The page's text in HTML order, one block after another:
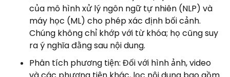
của mô hình xử lý ngôn ngữ tự nhiên (NLP) và
máy học (ML) cho phép xác định bối cảnh.
Chúng không chỉ khớp với từ khóa; họ cũng suy
ra ý nghĩa đằng sau nội dung.
Phân tích phương tiện: Đối với hình ảnh, video